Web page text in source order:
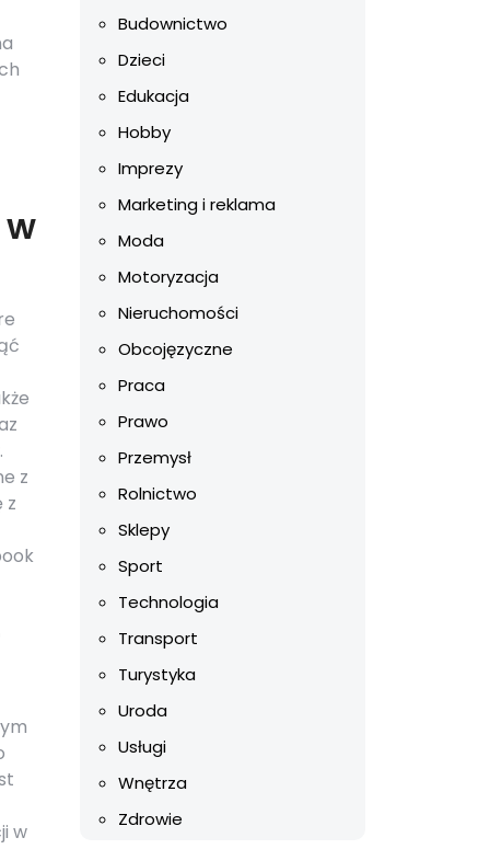
z
z
w
Budownictwo
Dzieci
Edukacja
Hobby
Imprezy
Marketing i reklama
Moda
Motoryzacja
Nieruchomości
Obcojęzyczne
Praca
Prawo
Przemysł
Rolnictwo
Sklepy
Sport
Technologia
Transport
Turystyka
Uroda
Usługi
Wnętrza
Zdrowie